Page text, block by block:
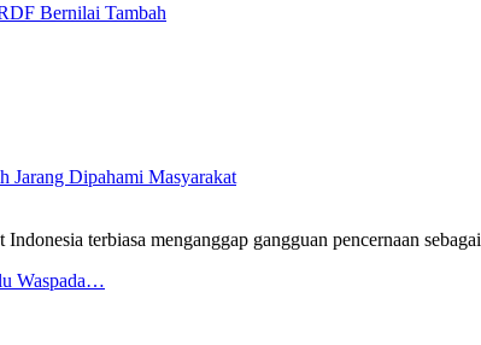
Bernilai Tambah
Jarang Dipahami Masyarakat
terbiasa menganggap gangguan pencernaan sebagai
Waspada…